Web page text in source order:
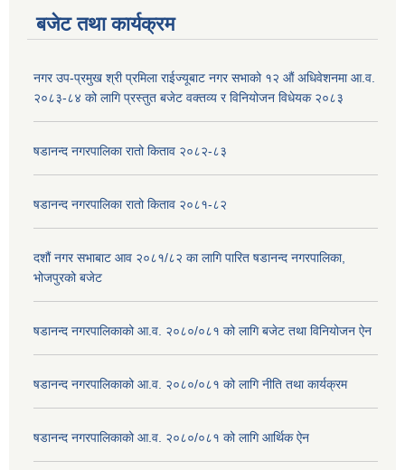
बजेट तथा कार्यक्रम
नगर उप-प्रमुख श्री प्रमिला राईज्यूबाट नगर सभाको १२ ‍औं अधिवेशनमा आ.व.
२०८३-८४ को लागि प्रस्तुत बजेट वक्तव्य र विनियोजन विधेयक २०८३
षडानन्द नगरपालिका रातो किताव २०८२-८३
षडानन्द नगरपालिका रातो किताव २०८१-८२
दशौं नगर सभाबाट आव २०८१/८२ का लागि पारित षडानन्द नगरपालिका,
भोजपुरको बजेट
षडानन्द नगरपालिकाको आ.व. २०८०/०८१ को लागि बजेट तथा विनियोजन ऐन
षडानन्द नगरपालिकाको आ.व. २०८०/०८१ को लागि नीति तथा कार्यक्रम
षडानन्द नगरपालिकाको आ.व. २०८०/०८१ को लागि आर्थिक ऐन